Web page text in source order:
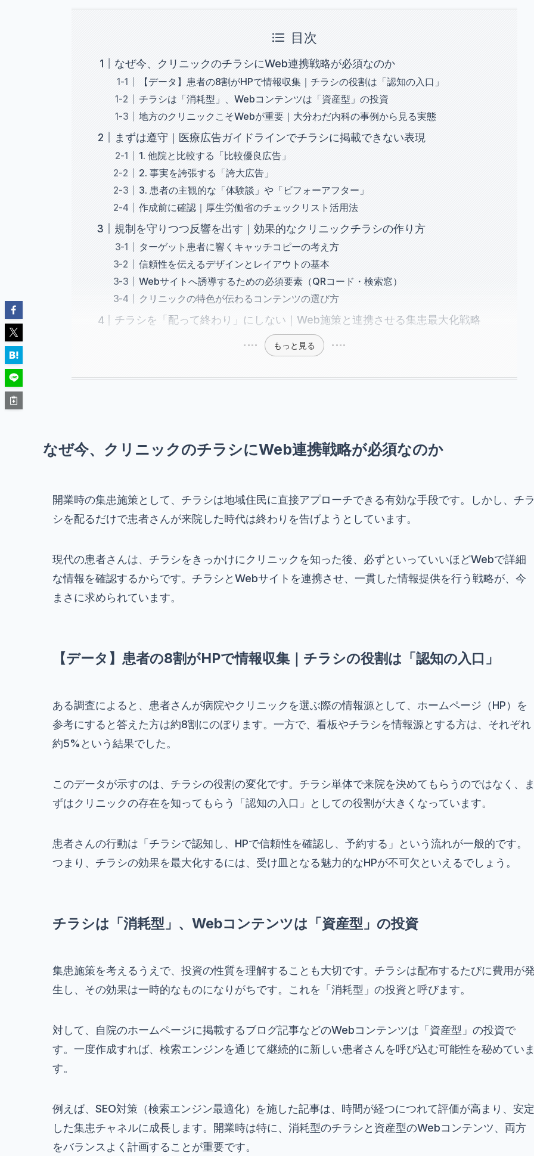
目次
なぜ今、クリニックのチラシにWeb連携戦略が必須なのか
【データ】患者の8割がHPで情報収集｜チラシの役割は「認知の入口」
チラシは「消耗型」、Webコンテンツは「資産型」の投資
地方のクリニックこそWebが重要｜大分わだ内科の事例から見る実態
まずは遵守｜医療広告ガイドラインでチラシに掲載できない表現
1. 他院と比較する「比較優良広告」
2. 事実を誇張する「誇大広告」
3. 患者の主観的な「体験談」や「ビフォーアフター」
作成前に確認｜厚生労働省のチェックリスト活用法
規制を守りつつ反響を出す｜効果的なクリニックチラシの作り方
ターゲット患者に響くキャッチコピーの考え方
信頼性を伝えるデザインとレイアウトの基本
Webサイトへ誘導するための必須要素（QRコード・検索窓）
クリニックの特色が伝わるコンテンツの選び方
チラシを「配って終わり」にしない｜Web施策と連携させる集患最大化戦略
もっと見る
なぜ今、クリニックのチラシにWeb連携戦略が必須なのか
開業時の集患施策として、チラシは地域住民に直接アプローチできる有効な手段です。しかし、チ
シを配るだけで患者さんが来院した時代は終わりを告げようとしています。
現代の患者さんは、チラシをきっかけにクリニックを知った後、必ずといっていいほどWebで詳細
な情報を確認するからです。チラシとWebサイトを連携させ、一貫した情報提供を行う戦略が、今
まさに求められています。
【データ】患者の8割がHPで情報収集｜チラシの役割は「認知の入口」
ある調査によると、患者さんが病院やクリニックを選ぶ際の情報源として、ホームページ（HP）を
参考にすると答えた方は約8割にのぼります。一方で、看板やチラシを情報源とする方は、それぞれ
約5%という結果でした。
このデータが示すのは、チラシの役割の変化です。チラシ単体で来院を決めてもらうのではなく、
ずはクリニックの存在を知ってもらう「認知の入口」としての役割が大きくなっています。
患者さんの行動は「チラシで認知し、HPで信頼性を確認し、予約する」という流れが一般的です。
つまり、チラシの効果を最大化するには、受け皿となる魅力的なHPが不可欠といえるでしょう。
チラシは「消耗型」、Webコンテンツは「資産型」の投資
集患施策を考えるうえで、投資の性質を理解することも大切です。チラシは配布するたびに費用が
生し、その効果は一時的なものになりがちです。これを「消耗型」の投資と呼びます。
対して、自院のホームページに掲載するブログ記事などのWebコンテンツは「資産型」の投資で
す。一度作成すれば、検索エンジンを通じて継続的に新しい患者さんを呼び込む可能性を秘めてい
す。
例えば、SEO対策（検索エンジン最適化）を施した記事は、時間が経つにつれて評価が高まり、安定
した集患チャネルに成長します。開業時は特に、消耗型のチラシと資産型のWebコンテンツ、両方
をバランスよく計画することが重要です。